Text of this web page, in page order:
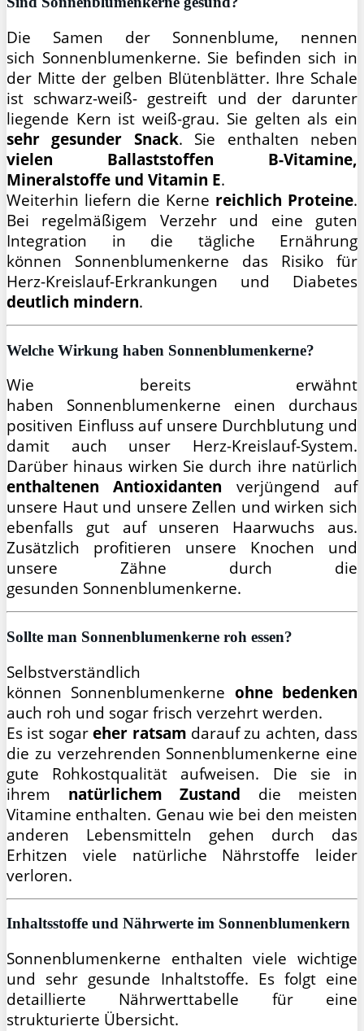
Die Samen der Sonnenblume, nennen
sich Sonnenblumenkerne. Sie befinden sich in
der Mitte der gelben Blütenblätter. Ihre Schale
ist schwarz-weiß- gestreift und der darunter
liegende Kern ist weiß-grau. Sie gelten als ein
sehr gesunder Snack. Sie enthalten neben
vielen Ballaststoffen B-Vitamine,
Mineralstoffe und Vitamin E.
Weiterhin liefern die Kerne reichlich Proteine.
Bei regelmäßigem Verzehr und eine guten
Integration in die tägliche Ernährung
können Sonnenblumenkerne das Risiko für
Herz-Kreislauf-Erkrankungen und Diabetes
deutlich mindern.
Welche Wirkung haben Sonnenblumenkerne?
Wie bereits erwähnt
haben Sonnenblumenkerne einen durchaus
positiven Einfluss auf unsere Durchblutung und
damit auch unser Herz-Kreislauf-System.
Darüber hinaus wirken Sie durch ihre natürlich
enthaltenen Antioxidanten verjüngend auf
unsere Haut und unsere Zellen und wirken sich
ebenfalls gut auf unseren Haarwuchs aus.
Zusätzlich profitieren unsere Knochen und
unsere Zähne durch die
gesunden Sonnenblumenkerne.
Sollte man Sonnenblumenkerne roh essen?
Selbstverständlich
können Sonnenblumenkerne ohne bedenken
auch roh und sogar frisch verzehrt werden.
Es ist sogareher ratsam darauf zu achten, dass
die zu verzehrenden Sonnenblumenkerne eine
gute Rohkostqualität aufweisen. Die sie in
ihrem natürlichem Zustand die meisten
Vitamine enthalten. Genau wie bei den meisten
anderen Lebensmitteln gehen durch das
Erhitzen viele natürliche Nährstoffe leider
verloren.
Inhaltsstoffe und Nährwerte im Sonnenblumenkern
Sonnenblumenkerne enthalten viele wichtige
und sehr gesunde Inhaltstoffe. Es folgt eine
detaillierte Nährwerttabelle für eine
strukturierte Übersicht.